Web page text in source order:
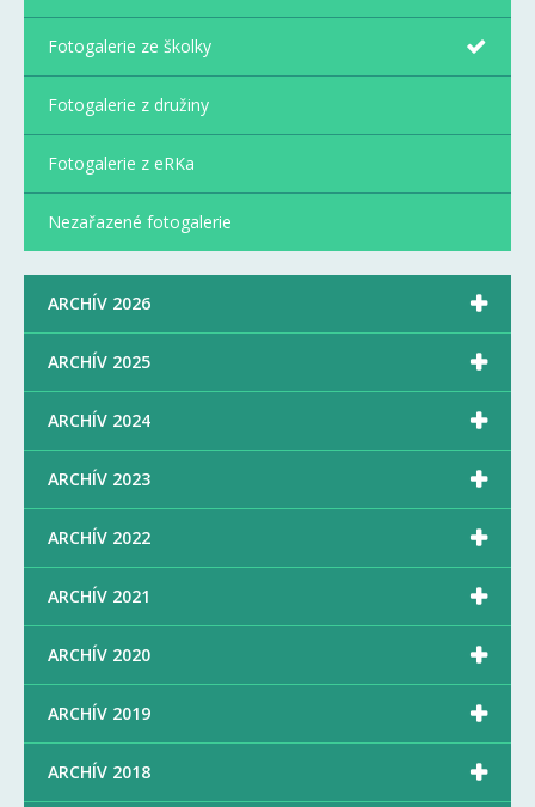
Fotogalerie ze školky
Fotogalerie z družiny
Fotogalerie z eRKa
Nezařazené fotogalerie
ARCHÍV 2026 
ARCHÍV 2025 
ARCHÍV 2024 
ARCHÍV 2023 
ARCHÍV 2022 
ARCHÍV 2021 
ARCHÍV 2020 
ARCHÍV 2019 
ARCHÍV 2018 